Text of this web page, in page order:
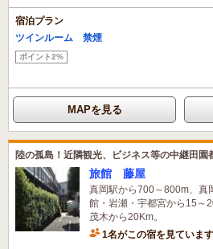
宿泊プラン
ツインルーム 禁煙
ポイント2%
MAPを見る
陸の孤島！近隣観光、ビジネス等の中継田園
旅館 藤屋
真岡駅から700～800m、真
館・岩瀬・宇都宮から15～
茂木から20Km。
1名がこの宿を見ています